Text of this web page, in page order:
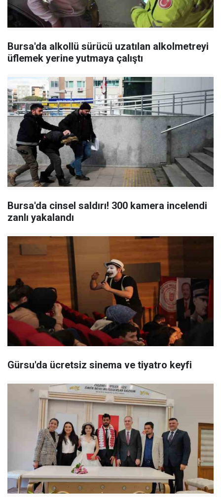
Bursa'da alkollü sürücü uzatılan alkolmetreyi
üflemek yerine yutmaya çalıştı
Bursa'da cinsel saldırı! 300 kamera incelendi
zanlı yakalandı
Gürsu'da ücretsiz sinema ve tiyatro keyfi